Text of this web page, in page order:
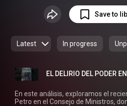
cultura.
Save to
Latest In progress
EL DELIRIO DEL PODER
En este análisis, exploramos el
Petro en el Consejo de Ministros,